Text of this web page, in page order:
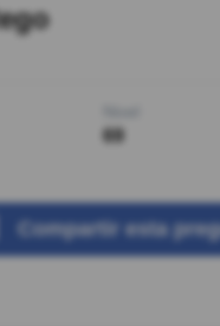
69
Compartir esta